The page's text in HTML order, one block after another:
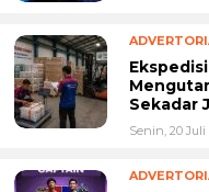
Sekadar
Senin, 20 Juli